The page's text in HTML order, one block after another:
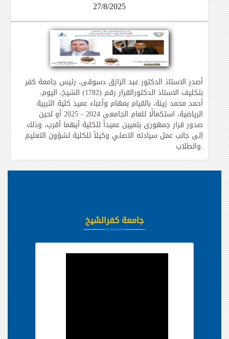
27/8/2025
أصدر الاستاذ الدكتور عبد الرازق دسوقي، رئيس جامعة كفر
الشيخ، اليوم، القرار رقم (1782)بتكليف الاستاذ الدكتور
أحمد محمد زينة، بالقيام بمهام وأعباء عميد كلية التربية
الرياضية، استكمالًا للعام الجامعي 2024 - 2025 أو لحين
صدور قرار جمهوري بتعيين عميداً للكلية أيهما أقرب، وذلك
إلى جانب عمل سيادته الاصلي وكيلاً للكلية لشؤون التعليم
والطلاب.
جامعة كفرالشيخ